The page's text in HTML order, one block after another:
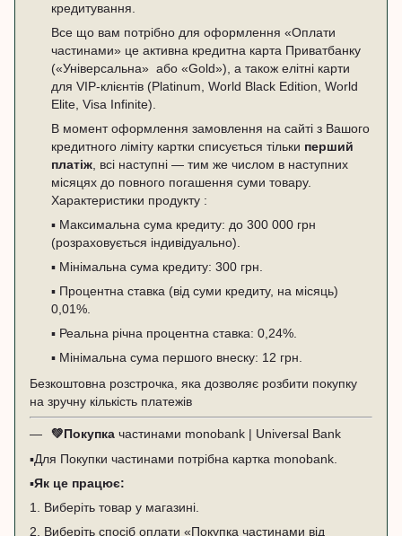
кредитування.
Все що вам потрібно для оформлення «Оплати
частинами» це активна кредитна карта Приватбанку
(«Універсальна» або «Gold»), а також елітні карти
для VIP-клієнтів (Platinum, World Black Edition, World
Elite, Visa Infinite).
В момент оформлення замовлення на сайті з Вашого
кредитного ліміту картки списується тільки перший
платіж, всі наступні — тим же числом в наступних
місяцях до повного погашення суми товару.
Характеристики продукту :
▪️ Максимальна сума кредиту: до 300 000 грн
(розраховується індивідуально).
▪️ Мінімальна сума кредиту: 300 грн.
▪️ Процентна ставка (від суми кредиту, на місяць)
0,01%.
▪️ Реальна річна процентна ставка: 0,24%.
▪️ Мінімальна сума першого внеску: 12 грн.
Безкоштовна розстрочка, яка дозволяє розбити покупку
на зручну кількість платежів
💚Покупка частинами monobank | Universal Bank
▪️Для Покупки частинами потрібна картка monobank.
▪️Як це працює:
1. Виберіть товар у магазині.
2. Виберіть спосіб оплати «Покупка частинами від